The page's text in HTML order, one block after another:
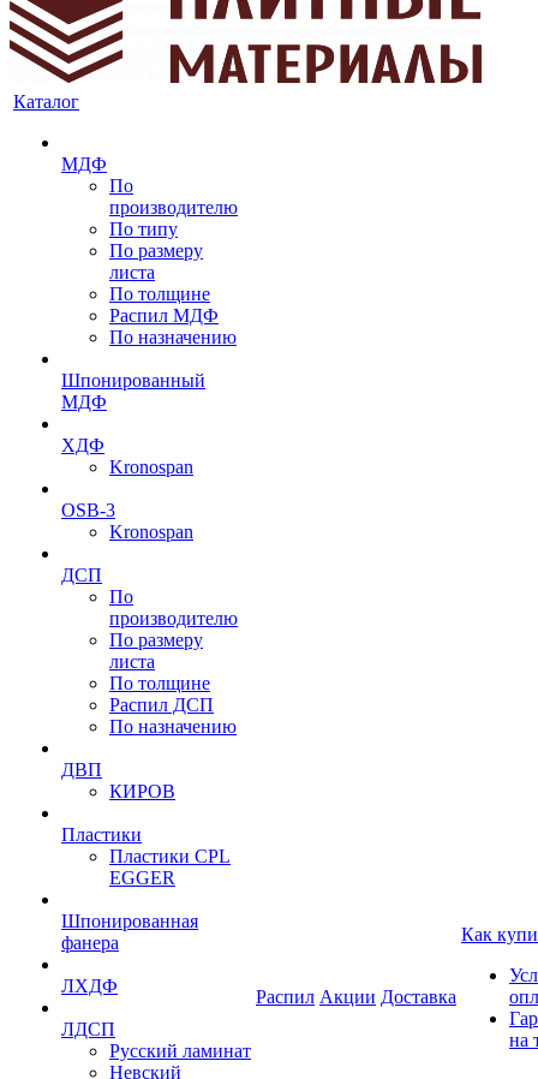
Каталог
МДФ
По
производителю
По типу
По размеру
листа
По толщине
Распил МДФ
По назначению
Шпонированный
МДФ
ХДФ
Kronospan
OSB-3
Kronospan
ДСП
По
производителю
По размеру
листа
По толщине
Распил ДСП
По назначению
ДВП
КИРОВ
Пластики
Пластики CPL
EGGER
Шпонированная
фанера
ЛХДФ
ЛДСП
Русский ламинат
Невский
Распил Акции Доставка
Как
на